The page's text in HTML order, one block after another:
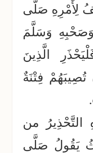
لِأَمْرِهِ صَلَّى
وَصَحْبِهِ وَسَلَّمَ
الَّذِينَ
فِتْنَةٌ
التَّحْذِيرُ من
يَقُولُ صَلَّى